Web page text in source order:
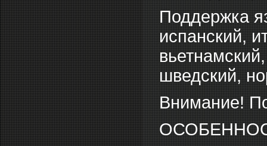
Поддержка
испанский,
шведский,
Внимание!